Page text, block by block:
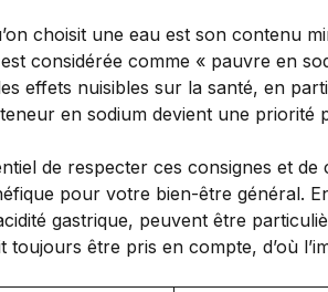
choisit une eau est son contenu
considérée comme « pauvre en
effets nuisibles sur la santé, en
en sodium devient une
de respecter ces consignes et
pour votre bien-être général.
gastrique, peuvent être
toujours être pris en compte, d’où